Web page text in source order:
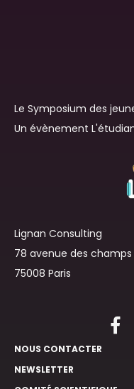
Le Symposium des
Un évènement
Lignan Consulting
78 avenue des champs
75008 Paris
NOUS CONTACTER
NEWSLETTER